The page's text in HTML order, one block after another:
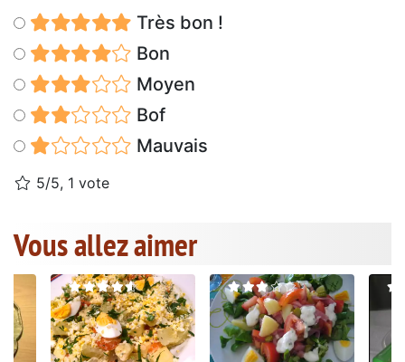
Très bon !
Bon
Moyen
Bof
Mauvais
5/5, 1 vote
Vous allez aimer